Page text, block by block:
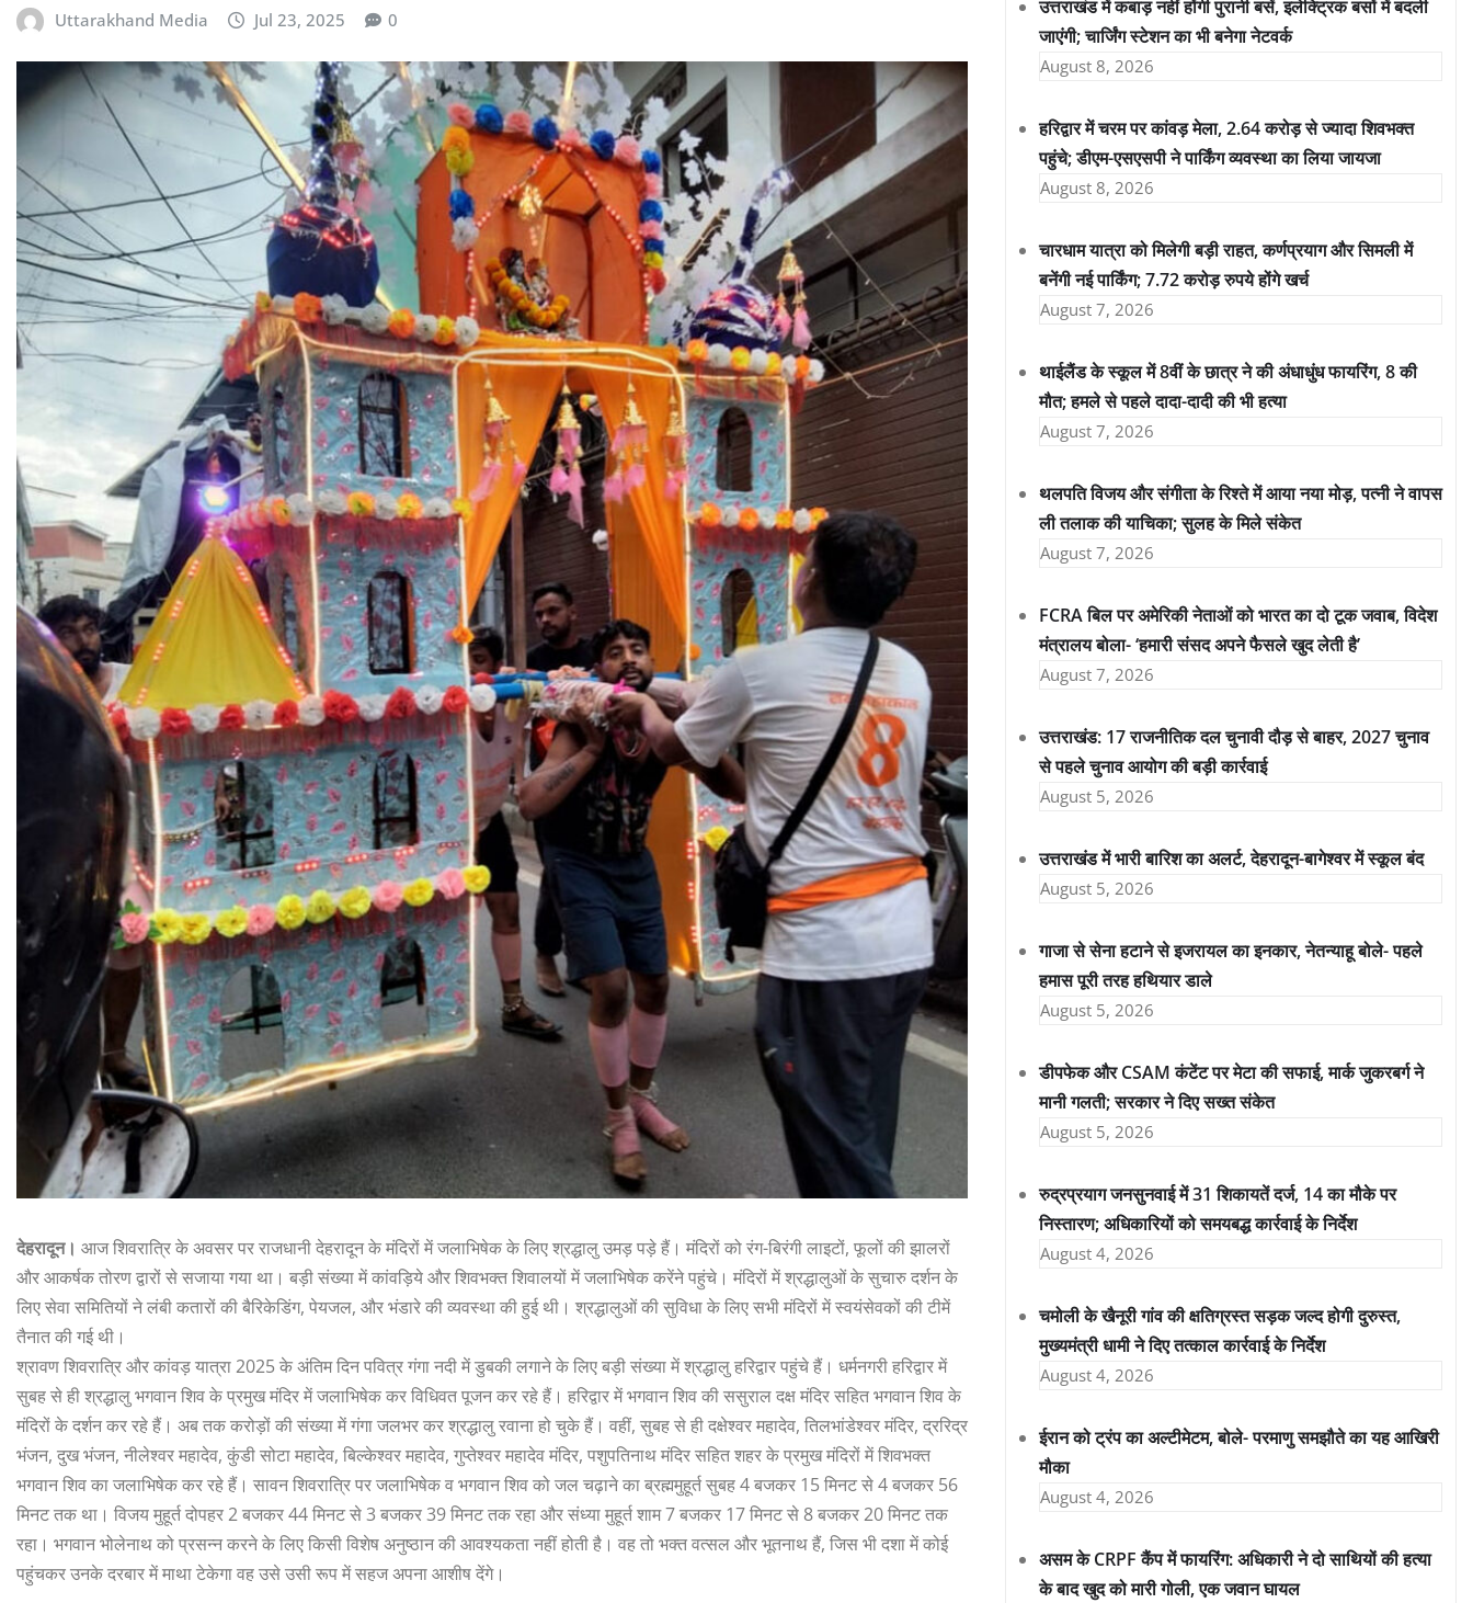
Uttarakhand Media Jul 23, 2025 0
देहरादून। आज शिवरात्रि के अवसर पर राजधानी देहरादून के मंदिरों में जलाभिषेक के लिए श्रद्धालु उमड़ पड़े हैं। मंदिरों को रंग-बिरंगी लाइटों, फूलों की झालरों
और आकर्षक तोरण द्वारों से सजाया गया था। बड़ी संख्या में कांवड़िये और शिवभक्त शिवालयों में जलाभिषेक करेंने पहुंचे। मंदिरों में श्रद्धालुओं के सुचारु दर्शन के
लिए सेवा समितियों ने लंबी कतारों की बैरिकेडिंग, पेयजल, और भंडारे की व्यवस्था की हुई थी। श्रद्धालुओं की सुविधा के लिए सभी मंदिरों में स्वयंसेवकों की टीमें
तैनात की गई थी।
श्रावण शिवरात्रि और कांवड़ यात्रा 2025 के अंतिम दिन पवित्र गंगा नदी में डुबकी लगाने के लिए बड़ी संख्या में श्रद्धालु हरिद्वार पहुंचे हैं। धर्मनगरी हरिद्वार में
सुबह से ही श्रद्धालु भगवान शिव के प्रमुख मंदिर में जलाभिषेक कर विधिवत पूजन कर रहे हैं। हरिद्वार में भगवान शिव की ससुराल दक्ष मंदिर सहित भगवान शिव के
मंदिरों के दर्शन कर रहे हैं। अब तक करोड़ों की संख्या में गंगा जलभर कर श्रद्धालु रवाना हो चुके हैं। वहीं, सुबह से ही दक्षेश्वर महादेव, तिलभांडेश्वर मंदिर, द्ररिद्र
भंजन, दुख भंजन, नीलेश्वर महादेव, कुंडी सोटा महादेव, बिल्केश्वर महादेव, गुप्तेश्वर महादेव मंदिर, पशुपतिनाथ मंदिर सहित शहर के प्रमुख मंदिरों में शिवभक्त
भगवान शिव का जलाभिषेक कर रहे हैं। सावन शिवरात्रि पर जलाभिषेक व भगवान शिव को जल चढ़ाने का ब्रह्ममुहूर्त सुबह 4 बजकर 15 मिनट से 4 बजकर 56
मिनट तक था। विजय मुहूर्त दोपहर 2 बजकर 44 मिनट से 3 बजकर 39 मिनट तक रहा और संध्या मुहूर्त शाम 7 बजकर 17 मिनट से 8 बजकर 20 मिनट तक
रहा। भगवान भोलेनाथ को प्रसन्न करने के लिए किसी विशेष अनुष्ठान की आवश्यकता नहीं होती है। वह तो भक्त वत्सल और भूतनाथ हैं, जिस भी दशा में कोई
पहुंचकर उनके दरबार में माथा टेकेगा वह उसे उसी रूप में सहज अपना आशीष देंगे।
उत्तराखंड में कबाड़ नहीं होंगी पुरानी बसें, इलेक्ट्रिक बसों में बदली
जाएंगी; चार्जिंग स्टेशन का भी बनेगा नेटवर्क
August 8, 2026
हरिद्वार में चरम पर कांवड़ मेला, 2.64 करोड़ से ज्यादा शिवभक्त
पहुंचे; डीएम-एसएसपी ने पार्किंग व्यवस्था का लिया जायजा
August 8, 2026
चारधाम यात्रा को मिलेगी बड़ी राहत, कर्णप्रयाग और सिमली में
बनेंगी नई पार्किंग; 7.72 करोड़ रुपये होंगे खर्च
August 7, 2026
थाईलैंड के स्कूल में 8वीं के छात्र ने की अंधाधुंध फायरिंग, 8 की
मौत; हमले से पहले दादा-दादी की भी हत्या
August 7, 2026
थलपति विजय और संगीता के रिश्ते में आया नया मोड़, पत्नी ने वापस
ली तलाक की याचिका; सुलह के मिले संकेत
August 7, 2026
FCRA बिल पर अमेरिकी नेताओं को भारत का दो टूक जवाब, विदेश
मंत्रालय बोला- ‘हमारी संसद अपने फैसले खुद लेती है’
August 7, 2026
उत्तराखंड: 17 राजनीतिक दल चुनावी दौड़ से बाहर, 2027 चुनाव
से पहले चुनाव आयोग की बड़ी कार्रवाई
August 5, 2026
उत्तराखंड में भारी बारिश का अलर्ट, देहरादून-बागेश्वर में स्कूल बंद
August 5, 2026
गाजा से सेना हटाने से इजरायल का इनकार, नेतन्याहू बोले- पहले
हमास पूरी तरह हथियार डाले
August 5, 2026
डीपफेक और CSAM कंटेंट पर मेटा की सफाई, मार्क जुकरबर्ग ने
मानी गलती; सरकार ने दिए सख्त संकेत
August 5, 2026
रुद्रप्रयाग जनसुनवाई में 31 शिकायतें दर्ज, 14 का मौके पर
निस्तारण; अधिकारियों को समयबद्ध कार्रवाई के निर्देश
August 4, 2026
चमोली के खैनूरी गांव की क्षतिग्रस्त सड़क जल्द होगी दुरुस्त,
मुख्यमंत्री धामी ने दिए तत्काल कार्रवाई के निर्देश
August 4, 2026
ईरान को ट्रंप का अल्टीमेटम, बोले- परमाणु समझौते का यह आखिरी
मौका
August 4, 2026
असम के CRPF कैंप में फायरिंग: अधिकारी ने दो साथियों की हत्या
के बाद खुद को मारी गोली, एक जवान घायल